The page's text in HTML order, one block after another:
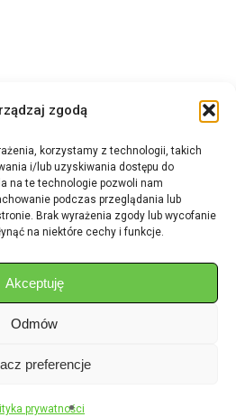
zgodą
korzystamy z technologii, takich
i/lub uzyskiwania dostępu do
na te technologie pozwoli nam
podczas przeglądania lub
Brak wyrażenia zgody lub wycofanie
na niektóre cechy i funkcje.
Akceptuję
Odmów
preferencje
prywatności